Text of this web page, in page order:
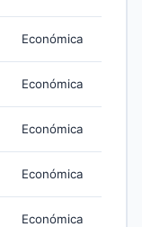
Económica
Económica
Económica
Económica
Económica